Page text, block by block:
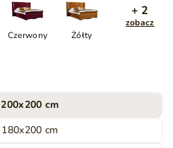
Czerwony Żółty
+ 2
zobacz
200x200 cm
180x200 cm